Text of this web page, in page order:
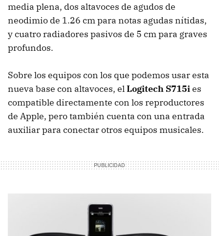
media plena, dos altavoces de agudos de
neodimio de 1.26 cm para notas agudas nítidas,
y cuatro radiadores pasivos de 5 cm para graves
profundos.
Sobre los equipos con los que podemos usar esta
nueva base con altavoces, elLogitech S715ies
compatible directamente con los reproductores
de Apple, pero también cuenta con una entrada
auxiliar para conectar otros equipos musicales.